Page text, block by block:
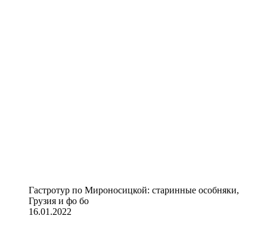
Гастротур по Мироносицкой: старинные особняки,
Грузия и фо бо
16.01.2022